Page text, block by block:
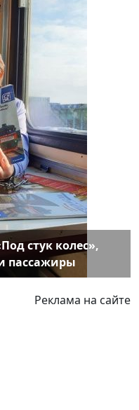
стук колес»,
пассажиры
Реклама на сайте